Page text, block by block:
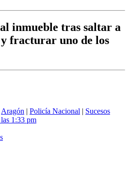
inmueble tras saltar a
fracturar uno de los
Aragón | Policía Nacional | Sucesos
1:33 pm